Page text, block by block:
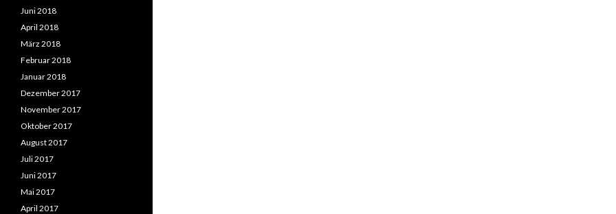
Juni 2018
April 2018
März 2018
Februar 2018
Januar 2018
Dezember 2017
November 2017
Oktober 2017
August 2017
Juli 2017
Juni 2017
Mai 2017
April 2017